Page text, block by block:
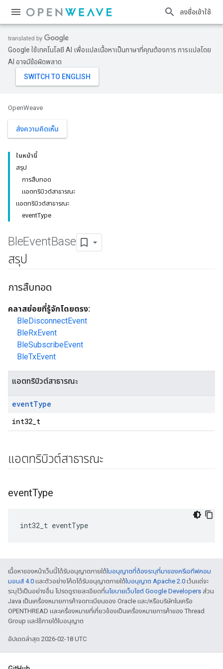
ลงชื่อเข้าใช้
Google ใช้เทคโนโลยี AI เพื่อแปลเนื้อหาเป็นภาษาที่คุณต้องการ การแปลโดย
AI อาจมีข้อผิดพลาด
OpenWeave
ส่งความคิดเห็น
ในหน้านี้
สรุป
การสืบทอด
แอตทริบิวต์สาธารณะ
แอตทริบิวต์สาธารณะ
eventType
BleEventBase
สรุป
การสืบทอด
คลาสย่อยที่รู้จักโดยตรง:
BleDisconnectEvent
BleRxEvent
BleSubscribeEvent
BleTxEvent
แอตทริบิวต์สาธารณะ
eventType
int32_t
แอตทริบิวต์สาธารณะ
eventType
int32_t eventType
เนื้อหาของหน้าเว็บนี้ได้รับอนุญาตภายใต้ใบอนุญาตที่ต้องระบุที่มาของครีเอทีฟคอม
มอนส์ 4.0 และตัวอย่างโค้ดได้รับอนุญาตภายใต้ใบอนุญาต Apache 2.0 เว้นแต่จะ
ระบุไว้เป็นอย่างอื่น โปรดดูรายละเอียดที่นโยบายเว็บไซต์ Google Developers ส่วน
Java เป็นเครื่องหมายการค้าจดทะเบียนของ Oracle และ/หรือบริษัทในเครือ
OPENTHREAD และเครื่องหมายที่เกี่ยวข้องเป็นเครื่องหมายการค้าของ Thread
Group และใช้ภายใต้ใบอนุญาต
อัปเดตล่าสุด 2026-02-18 UTC